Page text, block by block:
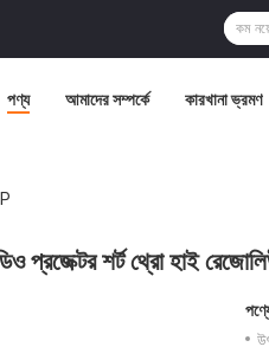
পণ্য আমাদের সম্পর্কে কারখানা ভ্রমণ
প্রজেক্টর শর্ট থ্রো হাই